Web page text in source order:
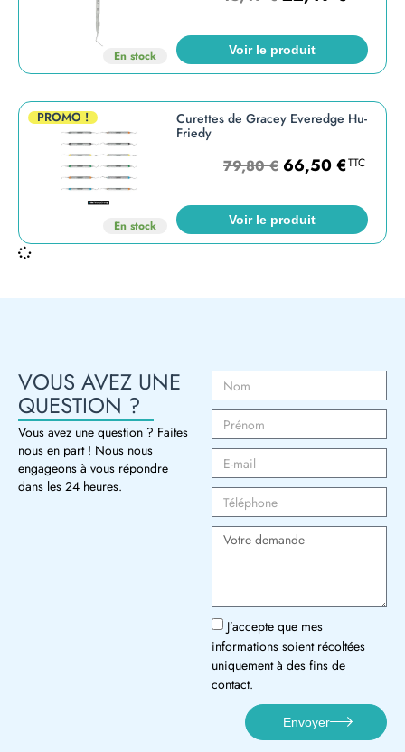
En stock Voir le produit
PROMO !
En stock
Curettes de Gracey Everedge Hu-
Friedy
79,80€ 66,50€TTC
Voir le produit
VOUS AVEZ UNE
QUESTION ?
Vous avez une question ? Faites
nous en part ! Nous nous
engageons à vous répondre
dans les 24 heures.
J’accepte que mes
informations soient récoltées
uniquement à des fins de
contact.
Envoyer